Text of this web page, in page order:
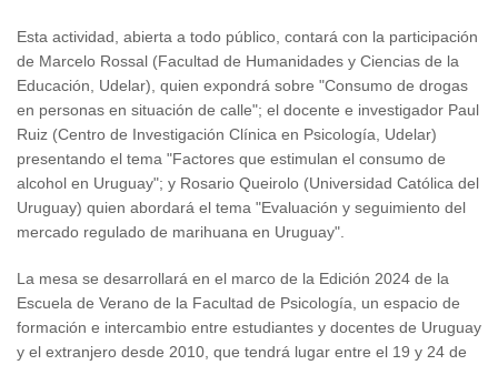
Esta actividad, abierta a todo público, contará con la participación
de Marcelo Rossal (Facultad de Humanidades y Ciencias de la
Educación, Udelar), quien expondrá sobre "Consumo de drogas
en personas en situación de calle"; el docente e investigador Paul
Ruiz (Centro de Investigación Clínica en Psicología, Udelar)
presentando el tema "Factores que estimulan el consumo de
alcohol en Uruguay"; y Rosario Queirolo (Universidad Católica del
Uruguay) quien abordará el tema "Evaluación y seguimiento del
mercado regulado de marihuana en Uruguay".
La mesa se desarrollará en el marco de la Edición 2024 de la
Escuela de Verano de la Facultad de Psicología, un espacio de
formación e intercambio entre estudiantes y docentes de Uruguay
y el extranjero desde 2010, que tendrá lugar entre el 19 y 24 de